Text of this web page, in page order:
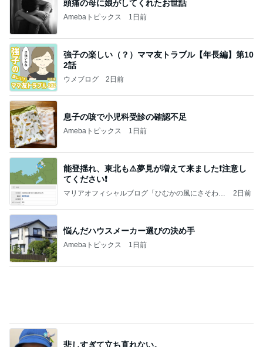
頭痛の母に娘がしてくれたお世話
Amebaトピックス 1日前
強子の楽しい（？）ママ友トラブル【年長編】第10
2話
ウメブログ 2日前
息子の咳で小児科受診の確認不足
Amebaトピックス 1日前
能登揺れ、東北も⚠️夢見が増えて来ました❗️注意し
てください❗️
マリアオフィシャルブログ「ひむかの風にさそわれ
2日前
悩んだハウスメーカー選びの決め手
Amebaトピックス 1日前
悲しすぎて立ち直れない。